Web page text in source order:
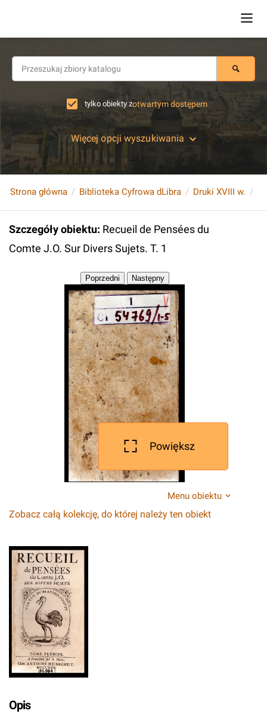
tylko obiekty zotwartym dostępem
Więcej opcji wyszukiwania
Strona główna Biblioteka Cyfrowa dLibra Druki XVIII w.
Szczegóły obiektu: Recueil de Pensées du
Comte J.O. Sur Divers Sujets. T. 1
Powiększ
Menu obiektu
Zobacz całą kolekcję, do której należy ten obiekt
Opis